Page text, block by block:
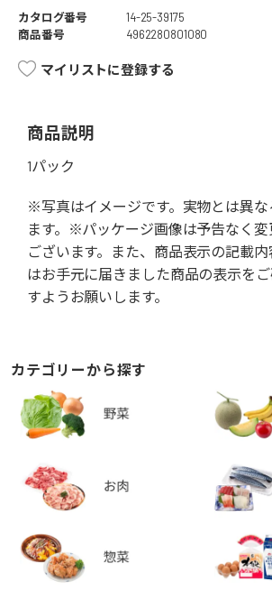
カタログ番号
14-25-39175
商品番号
4962280801080
マイリストに登録する
商品説明
1パック
※写真はイメージです。実物とは異な
ます。※パッケージ画像は予告なく
ございます。また、商品表示の記載
はお手元に届きました商品の表示を
すようお願いします。
カテゴリーから探す